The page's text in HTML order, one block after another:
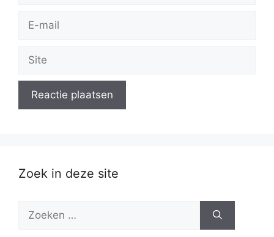
mail
Zoek in deze site
naar: